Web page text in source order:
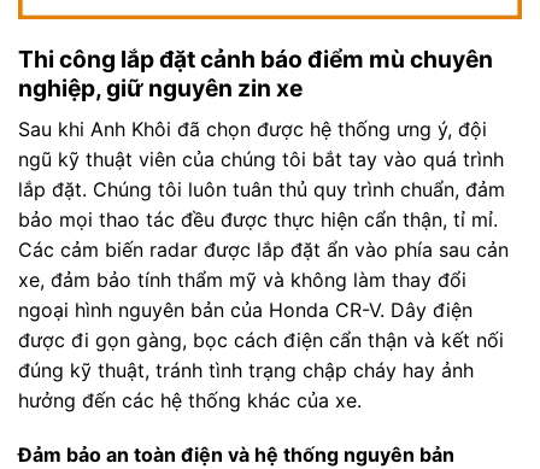
Thi công lắp đặt cảnh báo điểm mù chuyên
nghiệp, giữ nguyên zin xe
Sau khi Anh Khôi đã chọn được hệ thống ưng ý, đội
ngũ kỹ thuật viên của chúng tôi bắt tay vào quá trình
lắp đặt. Chúng tôi luôn tuân thủ quy trình chuẩn, đảm
bảo mọi thao tác đều được thực hiện cẩn thận, tỉ mỉ.
Các cảm biến radar được lắp đặt ẩn vào phía sau cản
xe, đảm bảo tính thẩm mỹ và không làm thay đổi
ngoại hình nguyên bản của Honda CR-V. Dây điện
được đi gọn gàng, bọc cách điện cẩn thận và kết nối
đúng kỹ thuật, tránh tình trạng chập cháy hay ảnh
hưởng đến các hệ thống khác của xe.
Đảm bảo an toàn điện và hệ thống nguyên bản